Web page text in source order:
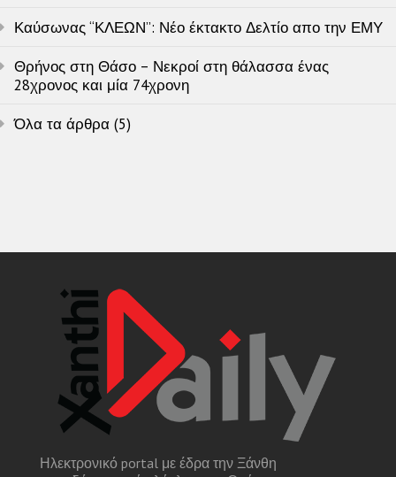
Καύσωνας “ΚΛΕΩΝ”: Νέο έκτακτο Δελτίο απο την ΕΜΥ
Θρήνος στη Θάσο – Νεκροί στη θάλασσα ένας
28χρονος και μία 74χρονη
Όλα τα άρθρα (5)
Ηλεκτρονικό portal με έδρα την Ξάνθη